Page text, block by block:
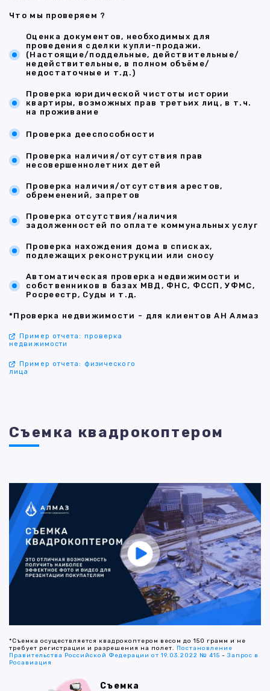
Что мы проверяем ?
Оценка документов, необходимых для
проведения сделки купли-продажи.
(Настоящие/поддельные, действительные/
недействительные, в полном объёме/
недостаточные и т.д.)
Проверка юридической чистоты истории
квартиры, возможных прав третьих лиц, в т.ч.
на проживание
Проверка дееспособности
Проверка наличия/отсутствия прав
несовершеннолетних детей
Проверка наличия/отсутствия арестов,
обременений, запретов
Проверка отсутствия/наличия
задолженностей по оплате коммунальных услуг
Проверка нахождения дома в списках,
подлежащих реконструкции или сносу
Автоматическая проверка недвижимости и
собственников в базах МВД, ФНС, ФССП, УФМС,
Росреестр, Суды и т.д.
*Проверка недвижимости - для клиентов АН Алмаз
Пример отчета: проверка
недвижимости
Пример отчета: физического
лица
Съемка квадрокоптером
*Съемка осуществляется квадрокоптером весом до 150 грамм и не
требует регистрации и разрешения на полет. Постановление
Правительства Российской Федерации от 19.03.2022 № 415 -Запрос в
Росавиация
Съемка